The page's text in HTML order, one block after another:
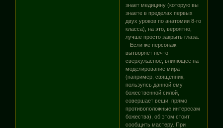
знает медицину (которую вы
знаете в пределах первых
двух уроков по анатомии 8-го
класса), на это, вероятно,
лучше просто закрыть глаза.
Если же персонаж
вытворяет нечто
сверхужасное, влияющее на
моделирование мира
(например, священник,
пользуясь данной ему
божественной силой,
совершает вещи, прямо
противоположные интересам
божества), об этом стоит
сообщить мастеру. При